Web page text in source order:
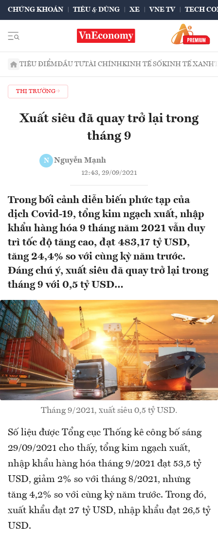
CHỨNG KHOÁN TIÊU & DÙNG XE VNE TV TECH
TIÊU ĐIỂMĐẦU TƯTÀI CHÍNHKINH TẾ SỐKINH TẾ XANH
THỊ TRƯỜNG
Xuất siêu đã quay trở lại trong
tháng 9
N Nguyễn Mạnh
12:43, 29/09/2021
Trong bối cảnh diễn biến phức tạp của
dịch Covid-19, tổng kim ngạch xuất, nhập
khẩu hàng hóa 9 tháng năm 2021 vẫn duy
trì tốc độ tăng cao, đạt 483,17 tỷ USD,
tăng 24,4% so với cùng kỳ năm trước.
Đáng chú ý, xuất siêu đã quay trở lại trong
tháng 9 với 0,5 tỷ USD…
Tháng 9/2021, xuất siêu 0,5 tỷ USD.
Số liệu được Tổng cục Thống kê công bố sáng
29/09/2021 cho thấy, tổng kim ngạch xuất,
nhập khẩu hàng hóa tháng 9/2021 đạt 53,5 tỷ
USD, giảm 2% so với tháng 8/2021, nhưng
tăng 4,2% so với cùng kỳ năm trước. Trong đó,
xuất khẩu đạt 27 tỷ USD, nhập khẩu đạt 26,5 tỷ
USD.